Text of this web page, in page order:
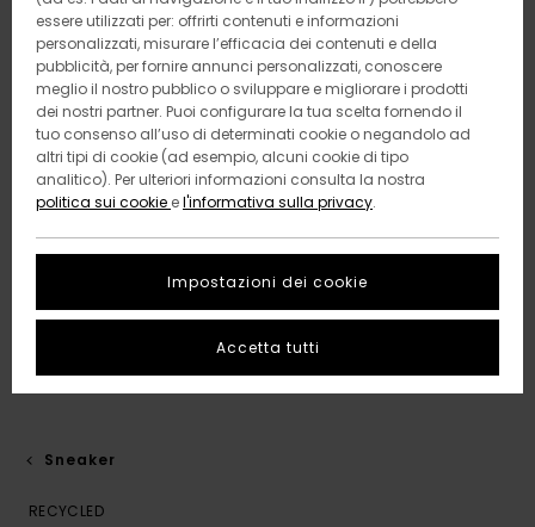
Sneaker
RECYCLED
essere utilizzati per: offrirti contenuti e informazioni
personalizzati, misurare l’efficacia dei contenuti e della
pubblicità, per fornire annunci personalizzati, conoscere
meglio il nostro pubblico o sviluppare e migliorare i prodotti
dei nostri partner. Puoi configurare la tua scelta fornendo il
tuo consenso all’uso di determinati cookie o negandolo ad
altri tipi di cookie (ad esempio, alcuni cookie di tipo
analitico). Per ulteriori informazioni consulta la nostra
politica sui cookie el'informativa sulla privacy.
Impostazioni dei cookie
Accetta tutti